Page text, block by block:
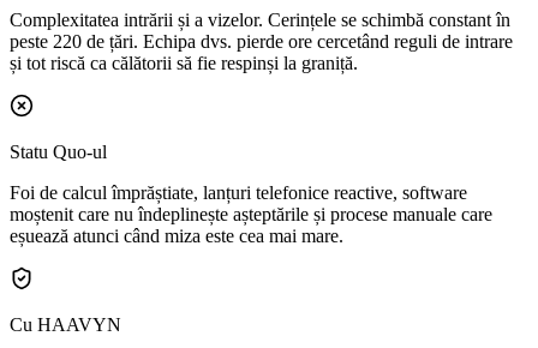
Complexitatea intrării și a vizelor. Cerințele se schimbă constant în
peste 220 de țări. Echipa dvs. pierde ore cercetând reguli de intrare
și tot riscă ca călătorii să fie respinși la graniță.
Statu Quo-ul
Foi de calcul împrăștiate, lanțuri telefonice reactive, software
moștenit care nu îndeplinește așteptările și procese manuale care
eșuează atunci când miza este cea mai mare.
Cu HAAVYN